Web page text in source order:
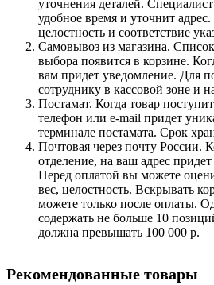
уточнения деталей.
удобное время и уточнит
целостность и соответствие
Самовывоз из магазина.
выбора появится в корзине.
вам придет уведомление. Для
сотруднику в кассовой зоне и
Постамат. Когда товар
телефон или e-mail придет
терминале постамата. Срок
Почтовая через почту России.
отделение, на ваш адрес
Перед оплатой вы можете
вес, целостность. Вскрывать
можете только после оплаты.
содержать не больше 10
должна превышать 100 000 р.
Рекомендованные товары